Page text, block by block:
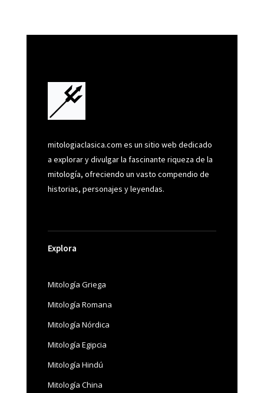
mitologiaclasica.com es un sitio web dedicado
a explorar y divulgar la fascinante riqueza de la
mitología, ofreciendo un vasto compendio de
historias, personajes y leyendas.
Explora
Mitología Griega
Mitología Romana
Mitología Nórdica
Mitología Egipcia
Mitología Hindú
Mitología China